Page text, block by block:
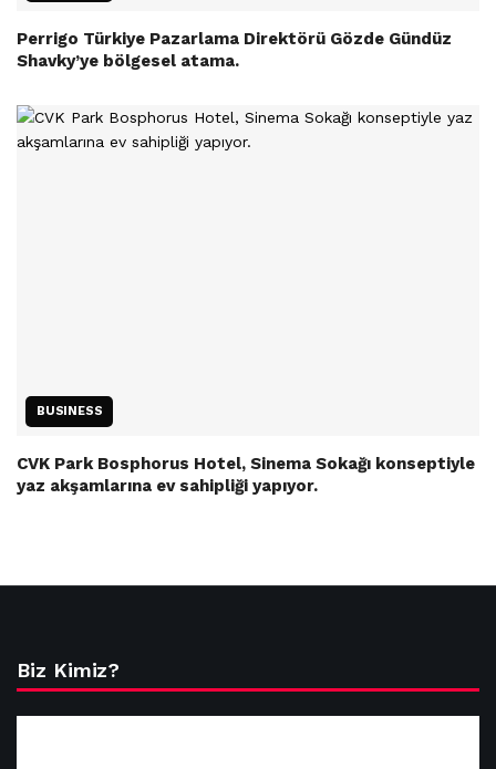
Perrigo Türkiye Pazarlama Direktörü Gözde Gündüz
Shavky’ye bölgesel atama.
BUSINESS
CVK Park Bosphorus Hotel, Sinema Sokağı konseptiyle
yaz akşamlarına ev sahipliği yapıyor.
Biz Kimiz?